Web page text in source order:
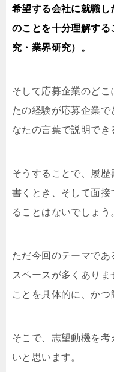
希望する会社に就職
のことを十分理解す
究・業界研究）。
そして応募企業のど
たの経験が応募企業
なたの言葉で説明でき
そうすることで、履
書くとき、そして面接
ることはないでしょう
ただ今回のテーマであ
スペースが多くあり
ことを具体的に、かつ
そこで、志望動機を考
いと思います。